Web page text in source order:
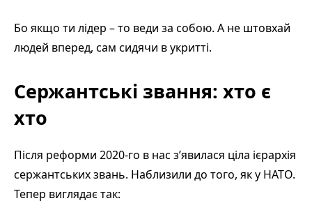
Бо якщо ти лідер – то веди за собою. А не штовхай
людей вперед, сам сидячи в укритті.
Сержантські звання: хто є
хто
Після реформи 2020-го в нас з’явилася ціла ієрархія
сержантських звань. Наблизили до того, як у НАТО.
Тепер виглядає так: